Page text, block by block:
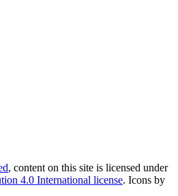
, content on this site is licensed under
4.0 International license. Icons by